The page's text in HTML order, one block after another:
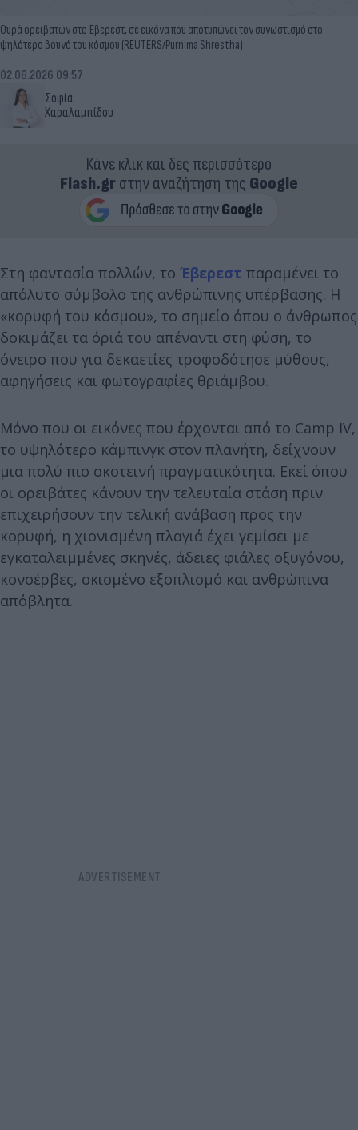
Ουρά ορειβατών στο Έβερεστ, σε εικόνα που αποτυπώνει τον συνωστισμό στο
ψηλότερο βουνό του κόσμου (REUTERS/Purnima Shrestha)
Σοφία
Χαραλαμπίδου
02.06.2026 09:57
Κάνε κλικ και δες περισσότερο
Flash.grστην αναζήτηση της Google
Στη φαντασία πολλών, το Έβερεστ παραμένει το
απόλυτο σύμβολο της ανθρώπινης υπέρβασης. Η
«κορυφή του κόσμου», το σημείο όπου ο άνθρωπος
δοκιμάζει τα όριά του απέναντι στη φύση, το
όνειρο που για δεκαετίες τροφοδότησε μύθους,
αφηγήσεις και φωτογραφίες θριάμβου.
Μόνο που οι εικόνες που έρχονται από το Camp IV,
το υψηλότερο κάμπινγκ στον πλανήτη, δείχνουν
μια πολύ πιο σκοτεινή πραγματικότητα. Εκεί όπου
οι ορειβάτες κάνουν την τελευταία στάση πριν
επιχειρήσουν την τελική ανάβαση προς την
κορυφή, η χιονισμένη πλαγιά έχει γεμίσει με
εγκαταλειμμένες σκηνές, άδειες φιάλες οξυγόνου,
κονσέρβες, σκισμένο εξοπλισμό και ανθρώπινα
απόβλητα.